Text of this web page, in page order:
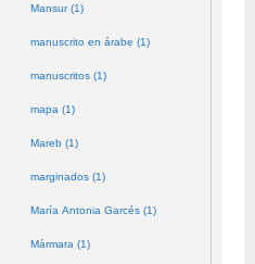
Mansur (1)
manuscrito en árabe (1)
manuscritos (1)
mapa (1)
Mareb (1)
marginados (1)
María Antonia Garcés (1)
Mármara (1)